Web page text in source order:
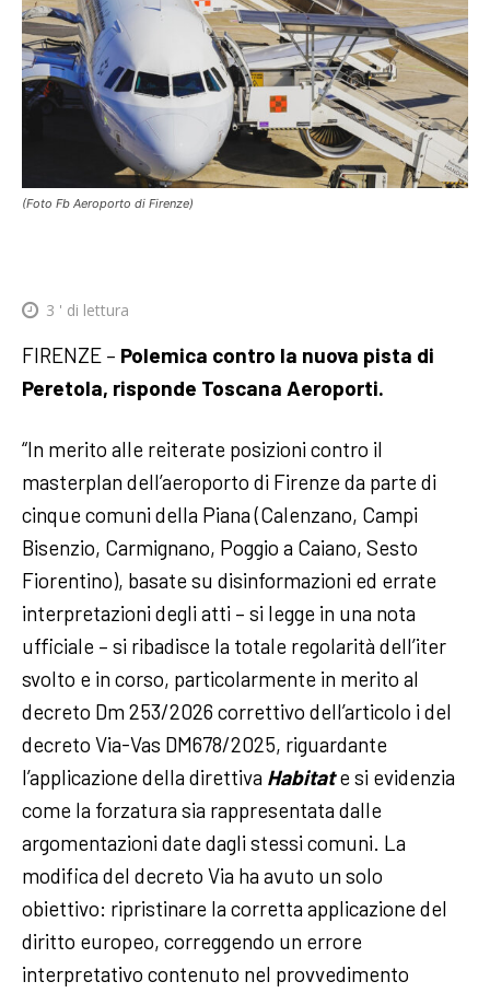
(Foto Fb Aeroporto di Firenze)
3 ' di lettura
FIRENZE – Polemica contro la nuova pista di
Peretola, risponde Toscana Aeroporti.
“In merito alle reiterate posizioni contro il
masterplan dell’aeroporto di Firenze da parte di
cinque comuni della Piana (Calenzano, Campi
Bisenzio, Carmignano, Poggio a Caiano, Sesto
Fiorentino), basate su disinformazioni ed errate
interpretazioni degli atti – si legge in una nota
ufficiale – si ribadisce la totale regolarità dell’iter
svolto e in corso, particolarmente in merito al
decreto Dm 253/2026 correttivo dell’articolo i del
decreto Via-Vas DM678/2025, riguardante
l’applicazione della direttiva Habitate si evidenzia
come la forzatura sia rappresentata dalle
argomentazioni date dagli stessi comuni. La
modifica del decreto Via ha avuto un solo
obiettivo: ripristinare la corretta applicazione del
diritto europeo, correggendo un errore
interpretativo contenuto nel provvedimento